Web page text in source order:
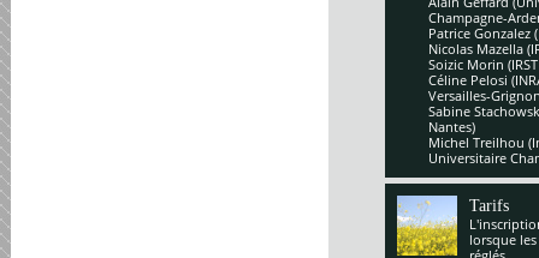
Champagne-
Patrice Gonzalez
Nicolas Mazella
Soizic Morin
Céline Pelosi
Versailles-
Sabine
Nantes)
Michel Treilhou
Universitaire
Tarifs
lorsque